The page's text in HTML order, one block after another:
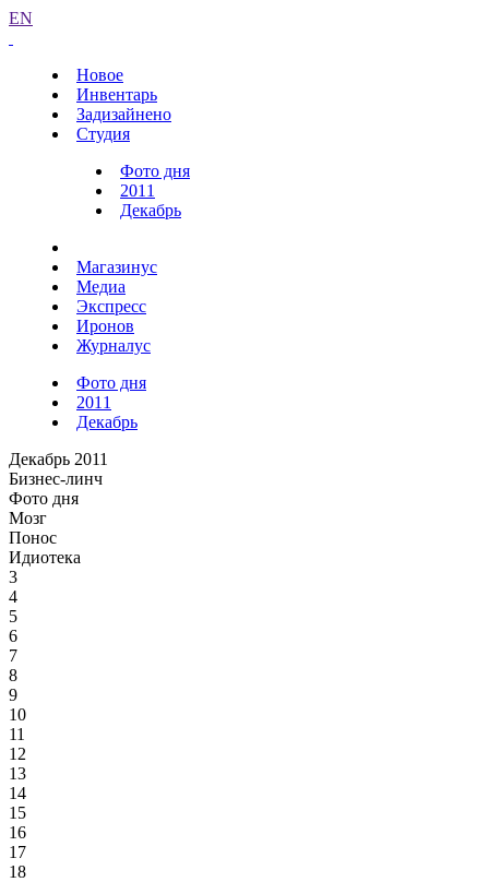
EN
Новое
Инвентарь
Задизайнено
Студия
Фото дня
2011
Декабрь
Магазинус
Медиа
Экспресс
Иронов
Журналус
Фото дня
2011
Декабрь
Декабрь 2011
Бизнес-линч
Фото дня
Мозг
Понос
Идиотека
3
4
5
6
7
8
9
10
11
12
13
14
15
16
17
18